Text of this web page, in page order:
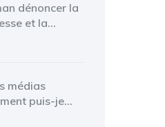
dénoncer la
et la
médias
puis-je
entreprise